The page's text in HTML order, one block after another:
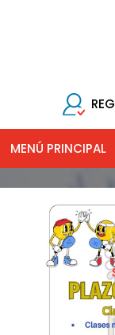
MENÚ PRINCIPAL